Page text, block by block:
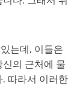
는데, 이들은
의 근처에 물
따라서 이러한